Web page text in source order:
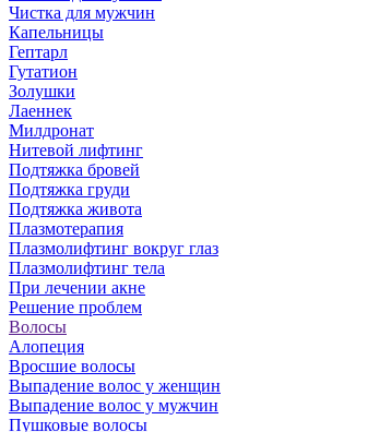
Чистка для мужчин
Капельницы
Гептарл
Гутатион
Золушки
Лаеннек
Милдронат
Нитевой лифтинг
Подтяжка бровей
Подтяжка груди
Подтяжка живота
Плазмотерапия
Плазмолифтинг вокруг глаз
Плазмолифтинг тела
При лечении акне
Решение проблем
Волосы
Алопеция
Вросшие волосы
Выпадение волос у женщин
Выпадение волос у мужчин
Пушковые волосы